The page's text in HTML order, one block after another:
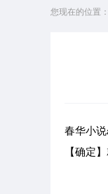
您现在的位置：
春华小
【确定